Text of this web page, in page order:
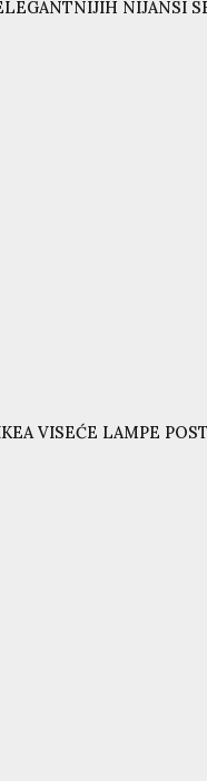
NIJANSI
VISEĆE LAMPE